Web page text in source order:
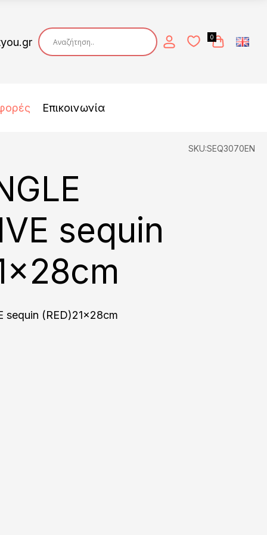
0
Επικοινωνία
SKU:SEQ3070EN
sequin
sequin (RED)21x28cm